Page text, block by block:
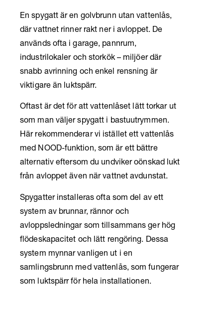
En spygatt är en golvbrunn utan vattenlås,
där vattnet rinner rakt ner i avloppet. De
används ofta i garage, pannrum,
industrilokaler och storkök – miljöer där
snabb avrinning och enkel rensning är
viktigare än luktspärr.
Oftast är det för att vattenlåset lätt torkar ut
som man väljer spygatt i bastuutrymmen.
Här rekommenderar vi istället ett vattenlås
med NOOD-funktion, som är ett bättre
alternativ eftersom du undviker oönskad lukt
från avloppet även när vattnet avdunstat.
Spygatter installeras ofta som del av ett
system av brunnar, rännor och
avloppsledningar som tillsammans ger hög
flödeskapacitet och lätt rengöring. Dessa
system mynnar vanligen ut i en
samlingsbrunn med vattenlås, som fungerar
som luktspärr för hela installationen.